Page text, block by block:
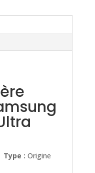
Type : Origine